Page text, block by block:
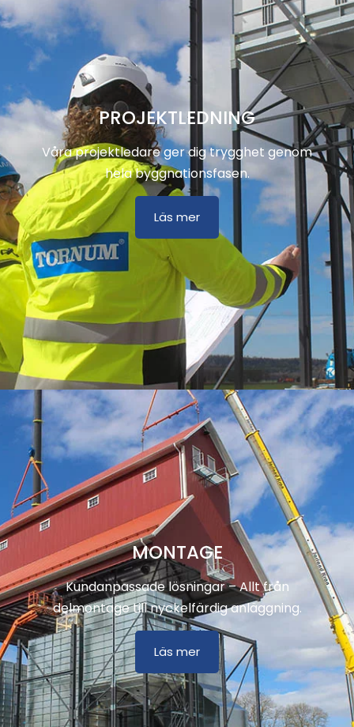
PROJEKTLEDNING
Våra projektledare ger dig trygghet genom
hela byggnationsfasen.
Läs mer
MONTAGE
Kundanpassade lösningar – Allt från
delmontage till nyckelfärdig anläggning.
Läs mer